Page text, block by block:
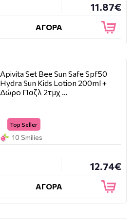
11.87€
ΑΓΟΡΑ
Apivita Set Bee Sun Safe Spf50
Hydra Sun Kids Lotion 200ml +
Δώρο Παζλ 2τμχ …
Top Seller
10 Smilies
12.74€
ΑΓΟΡΑ